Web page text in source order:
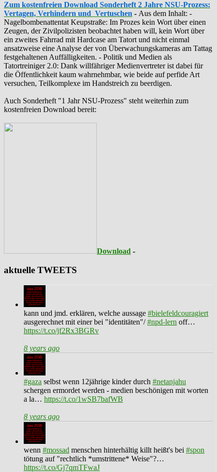
Zum kostenfreien Download Sonderheft 2 Jahre NSU-Prozess:
Vertagen, Verhindern und Vertuschen - Aus dem Inhalt: -
‪Nagelbombenattentat‬ ‎Keupstraße‬: Im Prozes kein Wort über einen
Zeugen, der Zivilpolizisten beobachtet haben will, kein Wort über
ein zweites Fahrrad mit Hardcase am Tatort und nicht einmal
ansatzweise eine Analyse der von Überwachungskameras am Tattag
festgehaltenen Auffälligkeiten. - Politik und Medien als
‪Tatortreiniger‬ 2.0: Dank willfähriger Medienvertreter ist dabei für
die Öffentlichkeit kaum wahrnehmbar, wie beide auf perfide Art
versuchen, Teilkomplexe im Handstreich zu beerdigen.
Auch Sonderheft "1 Jahr NSU-Prozess" steht weiterhin zum
kostenfreien Download bereit:
Download -
aktuelle TWEETS
kann und jmd. erklären, welche aussage #bielefeldcouragiert
ausgerechnet mit einer bei "identitäten"/#npd-lern off…
https://t.co/jf2Rx3BGRv
8 years ago
#gaza selbst wenn 12jährige kinder durch #netanjahu
schergen ermordet werden - medien beschönigen mit worten
a la… https://t.co/1wSB7bafWB
8 years ago
wenn #mossad menschen hinterhältig killt heißt's bei #spon
tötung auf "rechtlich *umstrittene* Weise"?…
https://t.co/Gj7qmTFwaJ